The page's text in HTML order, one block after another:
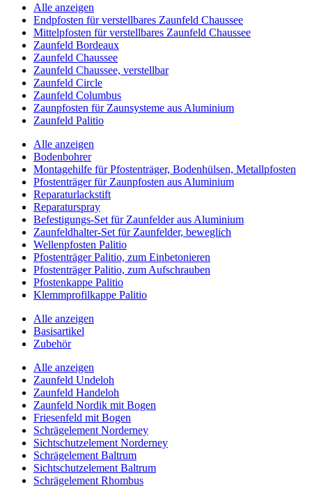
Alle anzeigen
Endpfosten für verstellbares Zaunfeld Chaussee
Mittelpfosten für verstellbares Zaunfeld Chaussee
Zaunfeld Bordeaux
Zaunfeld Chaussee
Zaunfeld Chaussee, verstellbar
Zaunfeld Circle
Zaunfeld Columbus
Zaunpfosten für Zaunsysteme aus Aluminium
Zaunfeld Palitio
Alle anzeigen
Bodenbohrer
Montagehilfe für Pfostenträger, Bodenhülsen, Metallpfosten
Pfostenträger für Zaunpfosten aus Aluminium
Reparaturlackstift
Reparaturspray
Befestigungs-Set für Zaunfelder aus Aluminium
Zaunfeldhalter-Set für Zaunfelder, beweglich
Wellenpfosten Palitio
Pfostenträger Palitio, zum Einbetonieren
Pfostenträger Palitio, zum Aufschrauben
Pfostenkappe Palitio
Klemmprofilkappe Palitio
Alle anzeigen
Basisartikel
Zubehör
Alle anzeigen
Zaunfeld Undeloh
Zaunfeld Handeloh
Zaunfeld Nordik mit Bogen
Friesenfeld mit Bogen
Schrägelement Norderney
Sichtschutzelement Norderney
Schrägelement Baltrum
Sichtschutzelement Baltrum
Schrägelement Rhombus